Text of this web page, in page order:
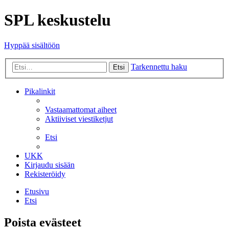
SPL keskustelu
Hyppää sisältöön
Etsi Tarkennettu haku
Pikalinkit
Vastaamattomat aiheet
Aktiiviset viestiketjut
Etsi
UKK
Kirjaudu sisään
Rekisteröidy
Etusivu
Etsi
Poista evästeet